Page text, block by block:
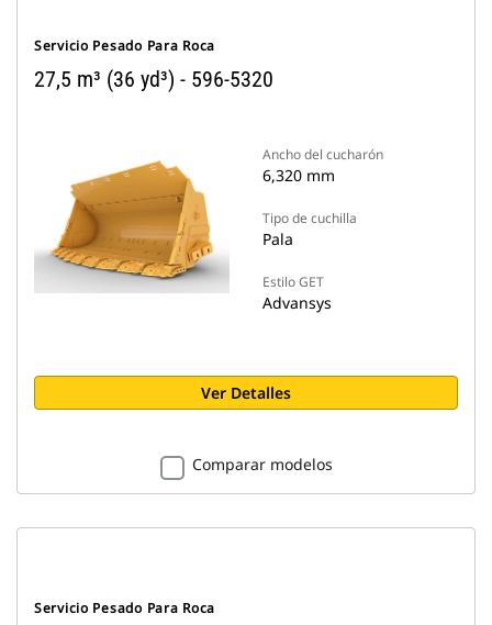
Servicio Pesado Para Roca
27,5 m³ (36 yd³) - 596-5320
Ancho del cucharón
6,320 mm
Tipo de cuchilla
Pala
Estilo GET
Advansys
Ver Detalles
Comparar modelos
Servicio Pesado Para Roca